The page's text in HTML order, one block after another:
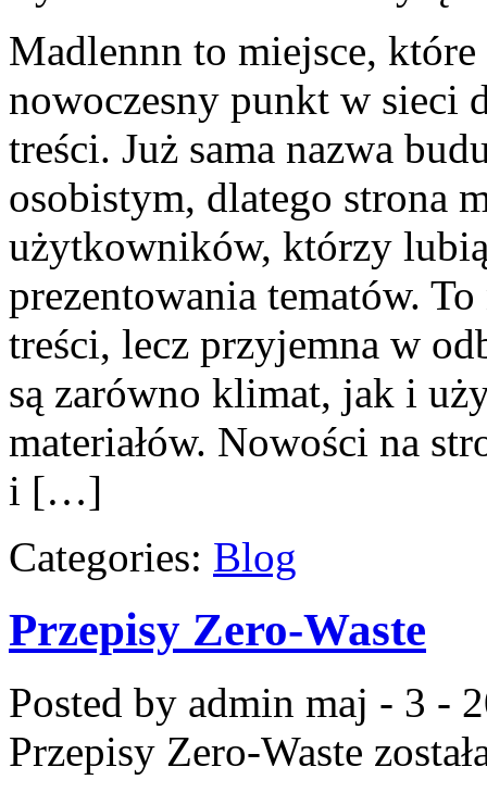
Madlennn to miejsce,
nowoczesny punkt w sieci
treści. Już sama nazwa
osobistym, dlatego strona
użytkowników, którzy
prezentowania tematów.
treści, lecz przyjemna w
są zarówno klimat, jak i
materiałów. Nowości na
i […]
Categories: Blog
Przepisy Zero-Waste
Posted by admin maj - 3 -
Przepisy Zero-Waste